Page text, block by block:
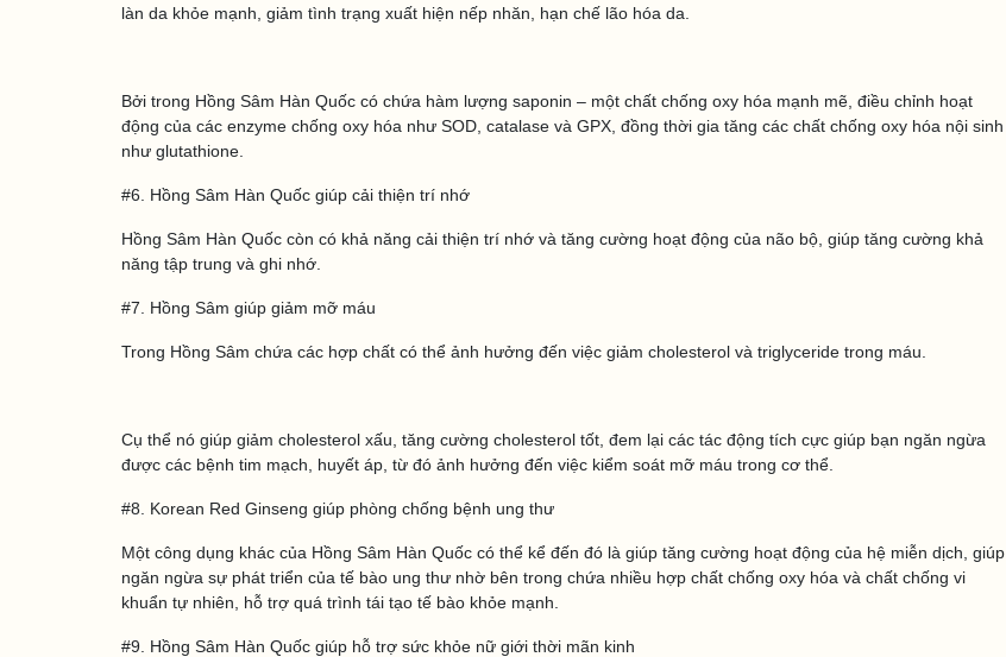
làn da khỏe mạnh, giảm tình trạng xuất hiện nếp nhăn, hạn chế lão hóa da.
Bởi trong Hồng Sâm Hàn Quốc có chứa hàm lượng saponin – một chất chống oxy hóa mạnh mẽ, điều chỉnh hoạt
động của các enzyme chống oxy hóa như SOD, catalase và GPX, đồng thời gia tăng các chất chống oxy hóa nội sinh
như glutathione.
#6. Hồng Sâm Hàn Quốc giúp cải thiện trí nhớ
Hồng Sâm Hàn Quốc còn có khả năng cải thiện trí nhớ và tăng cường hoạt động của não bộ, giúp tăng cường khả
năng tập trung và ghi nhớ.
#7. Hồng Sâm giúp giảm mỡ máu
Trong Hồng Sâm chứa các hợp chất có thể ảnh hưởng đến việc giảm cholesterol và triglyceride trong máu.
Cụ thể nó giúp giảm cholesterol xấu, tăng cường cholesterol tốt, đem lại các tác động tích cực giúp bạn ngăn ngừa
được các bệnh tim mạch, huyết áp, từ đó ảnh hưởng đến việc kiểm soát mỡ máu trong cơ thể.
#8. Korean Red Ginseng giúp phòng chống bệnh ung thư
Một công dụng khác của Hồng Sâm Hàn Quốc có thể kể đến đó là giúp tăng cường hoạt động của hệ miễn dịch, giúp
ngăn ngừa sự phát triển của tế bào ung thư nhờ bên trong chứa nhiều hợp chất chống oxy hóa và chất chống vi
khuẩn tự nhiên, hỗ trợ quá trình tái tạo tế bào khỏe mạnh.
#9. Hồng Sâm Hàn Quốc giúp hỗ trợ sức khỏe nữ giới thời mãn kinh